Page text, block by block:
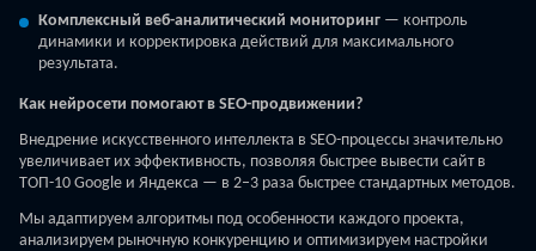
Комплексный веб-аналитический мониторинг — контроль
динамики и корректировка действий для максимального
результата.
Как нейросети помогают в SEO-продвижении?
Внедрение искусственного интеллекта в SEO-процессы значительно
увеличивает их эффективность, позволяя быстрее вывести сайт в
ТОП-10 Google и Яндекса — в 2–3 раза быстрее стандартных методов.
Мы адаптируем алгоритмы под особенности каждого проекта,
анализируем рыночную конкуренцию и оптимизируем настройки